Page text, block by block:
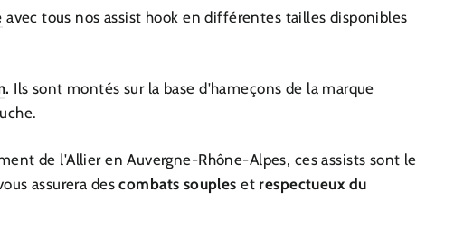
avec tous nos assist hook en différentes tailles disponibles
. Ils sont montés sur la base d'hameçons de la marque
de l'Allier en Auvergne-Rhône-Alpes, ces assists sont le
assurera descombats soupleset respectueux du